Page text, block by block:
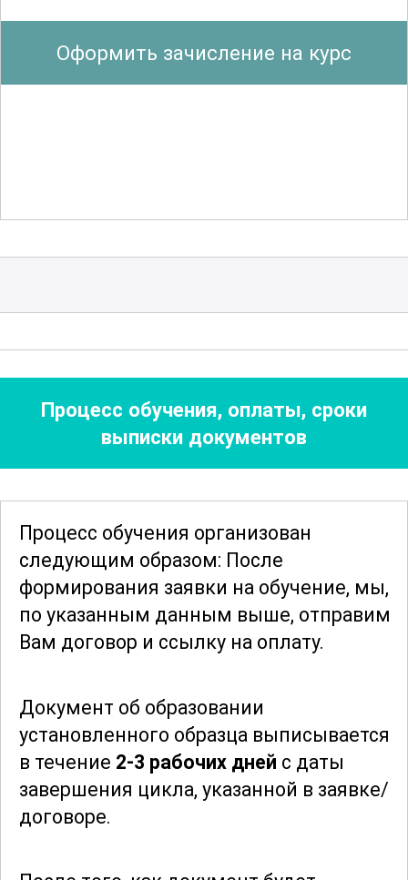
конструктивные особенности и
научитесь правильно выбирать
современных технологий.
повышением качества продукции и
снижением издержек. Вы научитесь
анализировать производственные
показатели и разрабатывать
мероприятия по их улучшению. В
реальные кейсы и примеры из
практики, что позволит вам лучше
понять, как применять полученные
знания в реальных условиях.
Завершив курс, вы будете готовы к
оборудования на предприятиях
керамической промышленности. Ваши
навыки по наладке, обслуживанию и
ремонту оборудования будут
востребованы в различных сегментах
Оформить зачисление на курс
Процесс обучения, оплаты, сроки
выписки документов
Процесс обучения организован
следующим образом: После
формирования заявки на обучение, мы,
по указанным данным выше, отправим
Вам договор и ссылку на оплату.
Документ об образовании
установленного образца выписывается
в течение 2-3 рабочих дней с даты
завершения цикла, указанной в заявке/
договоре.